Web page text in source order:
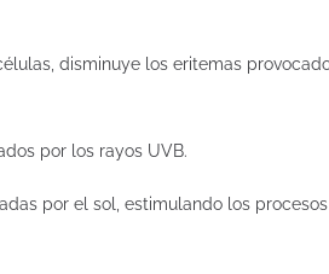
disminuye los eritemas
por los rayos UVB.
por el sol, estimulando los